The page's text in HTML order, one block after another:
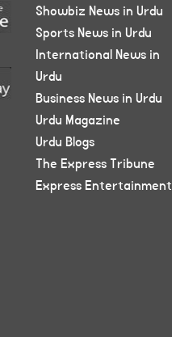
Showbiz News in Urdu
Sports News in Urdu
International News in
Urdu
Business News in Urdu
Urdu Magazine
Urdu Blogs
The Express Tribune
Express Entertainment